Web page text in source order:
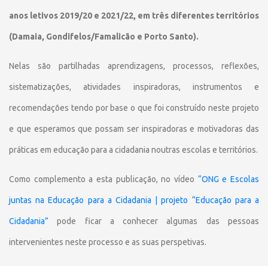
anos letivos 2019/20 e 2021/22, em três diferentes territórios
(Damaia, Gondifelos/Famalicão e Porto Santo).
Nelas são partilhadas aprendizagens, processos, reflexões,
sistematizações, atividades inspiradoras, instrumentos e
recomendações tendo por base o que foi construído neste projeto
e que esperamos que possam ser inspiradoras e motivadoras das
práticas em educação para a cidadania noutras escolas e territórios.
Como complemento a esta publicação, no vídeo “ONG e Escolas
juntas na Educação para a Cidadania | projeto “Educação para a
Cidadania” pode ficar a conhecer algumas das pessoas
intervenientes neste processo e as suas perspetivas.